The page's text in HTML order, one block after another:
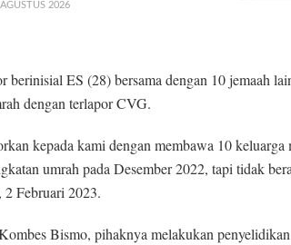
2026
berinisial ES (28) bersama dengan 10 jemaah
dengan terlapor CVG.
kepada kami dengan membawa 10
umrah pada Desember 2022, tapi tidak
Februari 2023.
Bismo, pihaknya melakukan